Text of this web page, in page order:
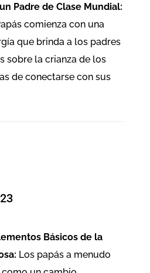
Padre de Clase Mundial:
comienza con una
que brinda a los padres
sobre la crianza de los
de conectarse con sus
Básicos de la
Los papás a menudo